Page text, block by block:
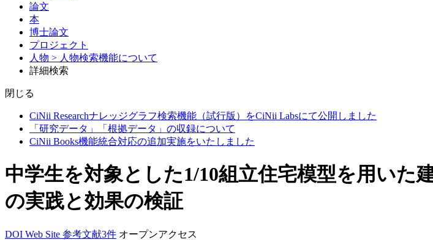
論文
本
博士論文
プロジェクト
人物 > 人物検索機能について
詳細検索
閉じる
CiNii Researchナレッジグラフ検索機能（試行版）をCiNii Labsにて公開しました
「研究データ」「根拠データ」の収録について
CiNii Books機能統合対応の追加実施をいたしました
中学生を対象とした1/10組立住宅模型を用い
の実践と効果の検証
DOI Web Site 参考文献3件 オープンアクセス